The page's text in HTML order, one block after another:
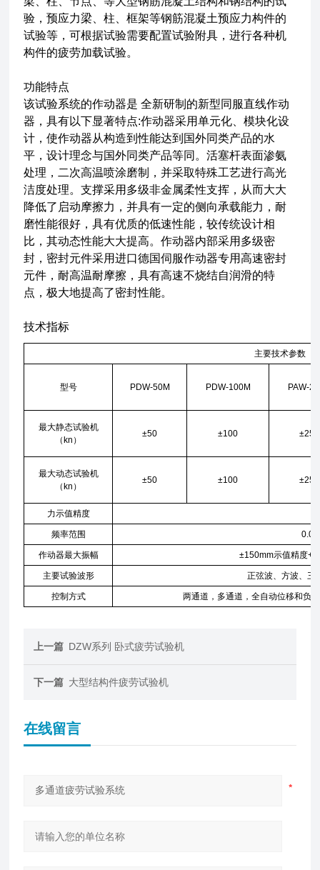
验，预应力梁、柱、框架等钢筋混凝土预应力构件的
试验等，可根据试验需要配置试验附具，进行各种机
构件的疲劳加载试验。
功能特点
该试验系统的作动器是 全新研制的新型同服直线作动
器，具有以下显著特点:作动器采用单元化、模块化设
计，使作动器从构造到性能达到国外同类产品的水
平，设计理念与国外同类产品等同。活塞杆表面渗氨
处理，二次高温喷涂磨制，并采取特殊工艺进行高光
洁度处理。支撑采用多级非金属柔性支挥，从而大大
降低了启动摩擦力，并具有一定的侧向承载能力，耐
磨性能很好，具有优质的低速性能，较传统设计相
比，其动态性能大大提高。作动器内部采用多级密
封，密封元件采用进口德国伺服作动器专用高速密封
元件，耐高温耐摩擦，具有高速不烧结自润滑的特
点，极大地提高了密封性能。
技术指标
主要技术参数
型号 PDW-50M PDW-100M PAW-
最大静态试验机
（kn）
±50 ±100 ±250
最大动态试验机
（kn）
±50 ±100 ±250
力示值精度
频率范围
作动器最大振幅 ±150mm示值精度
主要试验波形 正弦波、方波、三
控制方式 两通道，多通道，全自动位移和负
上一篇 DZW系列 卧式疲劳试验机
下一篇 大型结构件疲劳试验机
在线留言